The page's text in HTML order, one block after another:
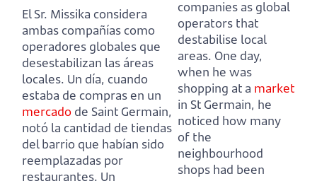
El Sr. Missika considera
ambas compañías como
operadores globales que
desestabilizan las áreas
locales. Un día, cuando
estaba de compras en un
mercado de Saint Germain,
notó la cantidad de tiendas
del barrio que habían sido
reemplazadas por
restaurantes. Un
companies as global
operators that
destabilise local
areas. One day,
when he was
shopping at a market
in St Germain, he
noticed how many
of the
neighbourhood
shops had been